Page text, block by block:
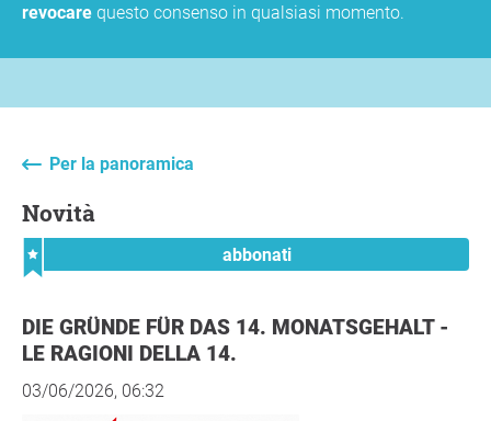
revocare questo consenso in qualsiasi momento.
Per la panoramica
Novità
abbonati
DIE GRÜNDE FÜR DAS 14. MONATSGEHALT -
LE RAGIONI DELLA 14.
03/06/2026, 06:32